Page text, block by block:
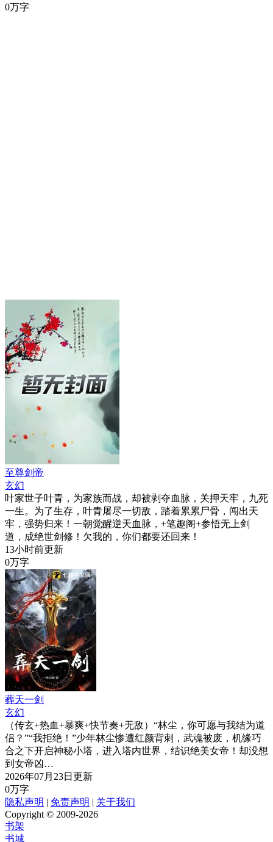
0万字
至尊剑帝
玄幻
叶家世子叶青，为家族而战，却被剥夺血脉，关押天牢，九死
一生。为了生存，叶青屠尽一切敌，踏着累累尸骨，闯出天
牢，强势归来！一朝觉醒逆天血脉，+笔趣阁+参悟无上剑
道，成绝世剑修！欠我的，你们都要还回来！
13小时前更新
0万字
葬天一剑
玄幻
（传玄+热血+暴爽+快节奏+无敌）“林尘，你可愿与我结为道
侣？”“我拒绝！”少年林尘惨遭红颜背刺，武魂被废，机缘巧
合之下开启神秘小塔，进入塔内世界，结识绝美女帝！却没想
到女帝凶…
2026年07月23日更新
0万字
隐私声明 | 免责声明 | 关于我们
Copyright © 2009-2026
书架
书城